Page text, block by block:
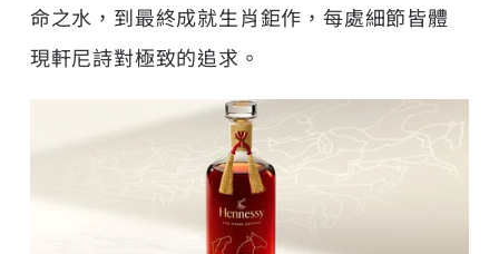
命之水，到最終成就生肖鉅作，每處細節皆體
現軒尼詩對極致的追求。